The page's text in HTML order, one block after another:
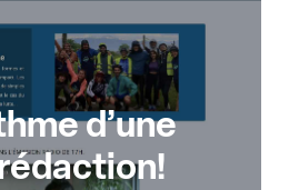
d’une